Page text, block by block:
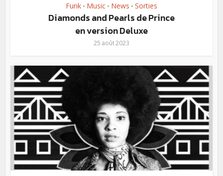
Funk • Music • News • Sorties
Diamonds and Pearls de Prince
en version Deluxe
25 août 2023